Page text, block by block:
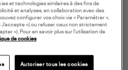
et technologies similaires à des fins de
et analyses, en collaboration avec des
configurer vos choix via « Paramétrer »,
J’accepte ») ou refuser ceux non strictement
»). Pour en savoir plus sur l’utilisation de
de cookies
Autoriser tous les cookies